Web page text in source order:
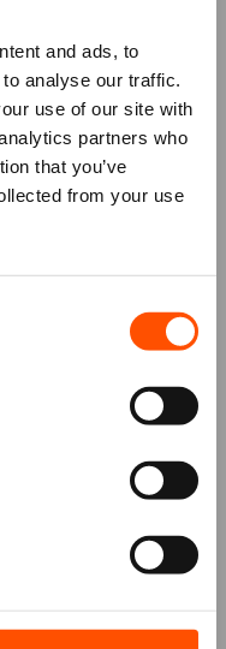
and ads, to
analyse our traffic.
use of our site with
partners who
that you’ve
from your use